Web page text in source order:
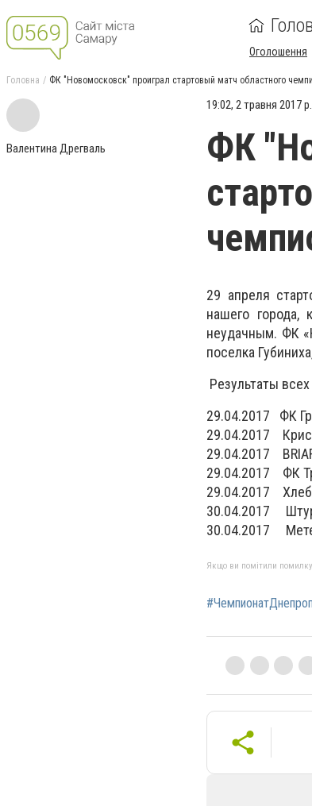
Оголошення
Головна ФК "Новомосковск" проиграл стартовый матч областного
Валентина Дрегваль
19:02, 2 травня 2017 р.
ФК
29 апреля
нашего города,
неудачным. ФК
поселка
Результаты
29.04.2017 ФК
29.04.2017
29.04.2017
29.04.2017
30.04.2017
30.04.2017
Якщо ви помітили помилку,